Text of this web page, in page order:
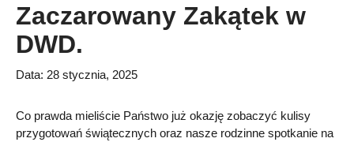
Zaczarowany Zakątek w
DWD.
Data: 28 stycznia, 2025
Co prawda mieliście Państwo już okazję zobaczyć kulisy
przygotowań świątecznych oraz nasze rodzinne spotkanie na